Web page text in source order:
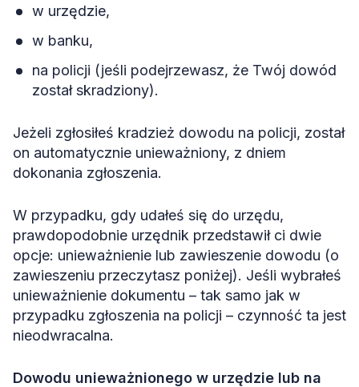
w urzędzie,
w banku,
na policji (jeśli podejrzewasz, że Twój dowód
został skradziony).
Jeżeli zgłosiłeś kradzież dowodu na policji, został
on automatycznie unieważniony, z dniem
dokonania zgłoszenia.
W przypadku, gdy udałeś się do urzędu,
prawdopodobnie urzędnik przedstawił ci dwie
opcje: unieważnienie lub zawieszenie dowodu (o
zawieszeniu przeczytasz poniżej). Jeśli wybrałeś
unieważnienie dokumentu – tak samo jak w
przypadku zgłoszenia na policji – czynność ta jest
nieodwracalna.
Dowodu unieważnionego w urzędzie lub na